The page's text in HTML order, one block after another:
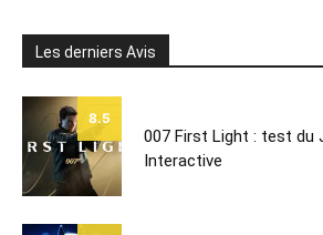
Les derniers Avis
8.5
007 First Light : test du
Interactive